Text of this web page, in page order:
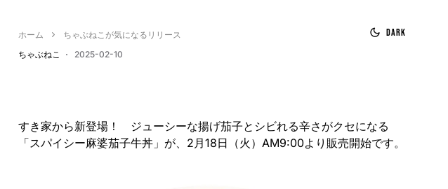
ホーム
ちゃぶねこが気になるリリース
ちゃぶねこ
2025-02-10
Dark
すき家から新登場！ ジューシーな揚げ茄子とシビれる辛さがクセになる
「スパイシー麻婆茄子牛丼」が、2月18日（火）AM9:00より販売開始です。